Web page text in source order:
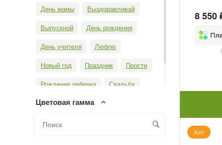
День мамы
Выздоравливай
Выпускной
День рождения
День учителя
Люблю
Новый год
Праздник
Прости
Рождение ребенка
Свадьба
Юбилей
Цветовая гамма
8 550
Хит